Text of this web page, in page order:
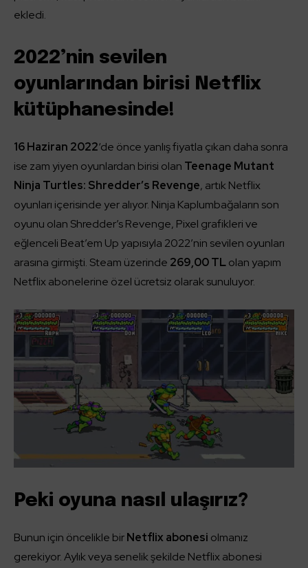
ekledi.
2022’nin sevilen
oyunlarından birisi Netflix
kütüphanesinde!
16 Haziran 2022‘de önce yanlış fiyatla çıkan daha sonra
ise zam yiyen oyunlardan birisi olan Teenage Mutant
Ninja Turtles: Shredder’s Revenge, artık Netflix
oyunları içerisinde yer alıyor. Ninja Kaplumbağaların son
oyunu olan Shredder’s Revenge, Pixel grafikleri ve
eğlenceli Beat’em Up yapısıyla 2022’nin sevilen oyunları
arasına girmişti. Steam üzerinde 269,00 TLolan yapım
Netflix abonelerine özel ücretsiz olarak sunuluyor.
Peki oyuna nasıl ulaşırız?
Bunun için öncelikle birNetflix abonesi olmanız
gerekiyor. Aylık veya senelik şekilde Netflix abonesi